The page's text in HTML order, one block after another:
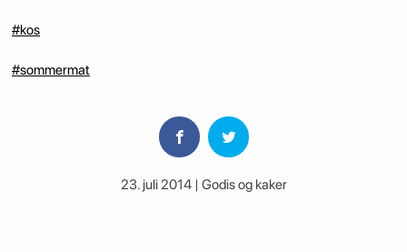
#kos
#sommermat
23. juli 2014 | Godis og kaker